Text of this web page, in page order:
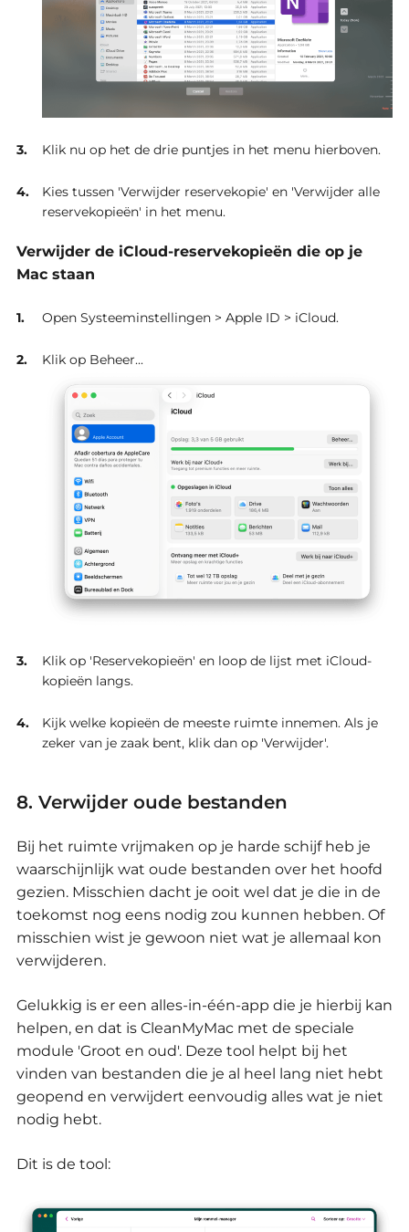
Klik nu op het de drie puntjes in het menu hierboven.
Kies tussen 'Verwijder reservekopie' en 'Verwijder alle
reservekopieën' in het menu.
Verwijder de iCloud-reservekopieën die op je
Mac staan
Open Systeeminstellingen > Apple ID > iCloud.
Klik op Beheer...
Klik op 'Reservekopieën' en loop de lijst met iCloud-
kopieën langs.
Kijk welke kopieën de meeste ruimte innemen. Als je
zeker van je zaak bent, klik dan op 'Verwijder'.
8. Verwijder oude bestanden
Bij het ruimte vrijmaken op je harde schijf heb je
waarschijnlijk wat oude bestanden over het hoofd
gezien. Misschien dacht je ooit wel dat je die in de
toekomst nog eens nodig zou kunnen hebben. Of
misschien wist je gewoon niet wat je allemaal kon
verwijderen.
Gelukkig is er een alles-in-één-app die je hierbij kan
helpen, en dat is CleanMyMac met de speciale
module 'Groot en oud'. Deze tool helpt bij het
vinden van bestanden die je al heel lang niet hebt
geopend en verwijdert eenvoudig alles wat je niet
nodig hebt.
Dit is de tool: